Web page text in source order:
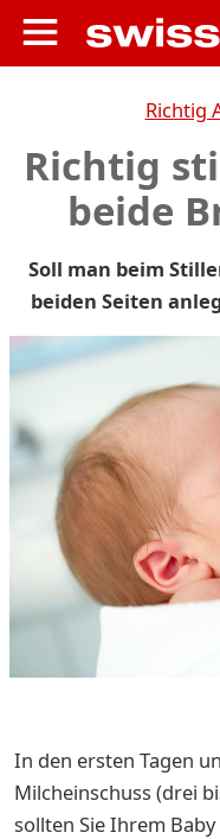
Richtig
Richtig
beide
Soll man beim
beiden Seiten
In den ersten Tagen
Milcheinschuss (drei
sollten Sie Ihrem Baby